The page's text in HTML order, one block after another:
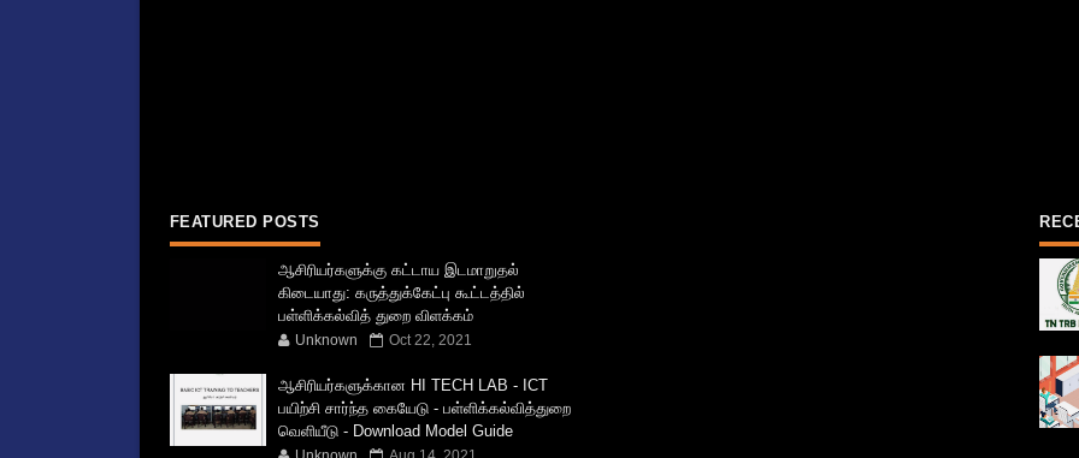
FEATURED POSTS
ஆசிரியர்களுக்கு கட்டாய இடமாறுதல்
கிடையாது: கருத்துக்கேட்பு கூட்டத்தில்
பள்ளிக்கல்வித் துறை விளக்கம்
Unknown Oct 22, 2021
ஆசிரியர்களுக்கான HI TECH LAB - ICT
பயிற்சி சார்ந்த கையேடு - பள்ளிக்கல்வித்துறை
வெளியீடு - Download Model Guide